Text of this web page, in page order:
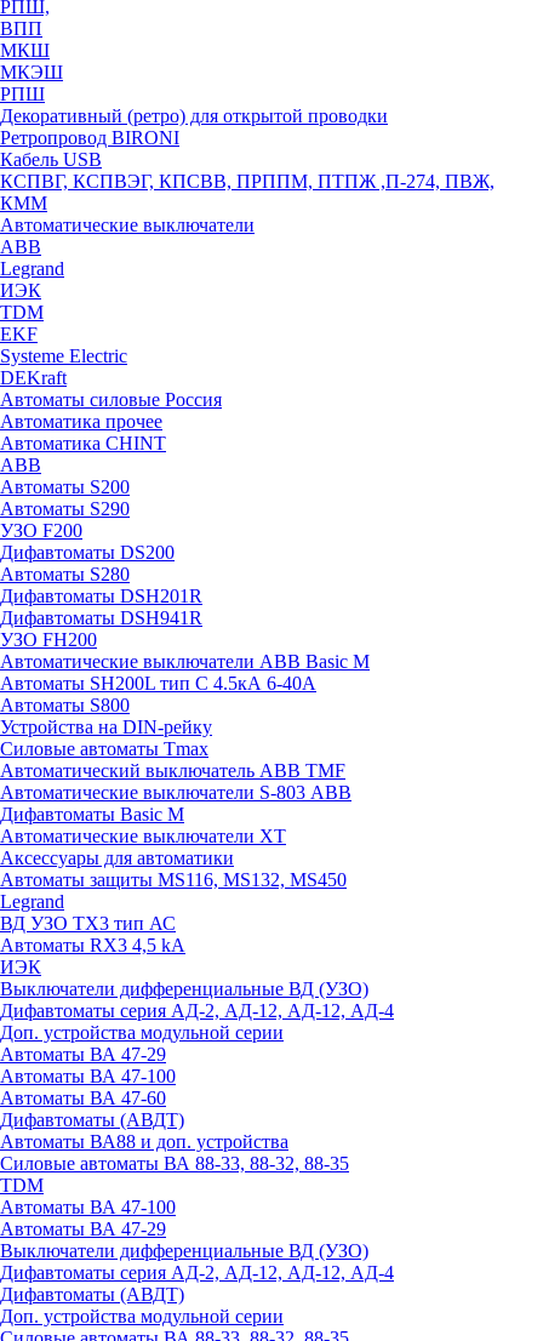
РПШ,
ВПП
МКШ
МКЭШ
РПШ
Декоративный (ретро) для открытой проводки
Ретропровод BIRONI
Кабель USB
КСПВГ, КСПВЭГ, КПСВВ, ПРППМ, ПТПЖ ,П-274, ПВЖ,
КММ
Автоматические выключатели
ABB
Legrand
ИЭК
TDM
EKF
Systeme Electric
DEKraft
Автоматы силовые Россия
Автоматика прочее
Автоматика CHINT
ABB
Автоматы S200
Автоматы S290
УЗО F200
Дифавтоматы DS200
Автоматы S280
Дифавтоматы DSH201R
Дифавтоматы DSH941R
УЗО FH200
Автоматические выключатели ABB Basic M
Автоматы SH200L тип С 4.5кА 6-40А
Автоматы S800
Устройства на DIN-рейку
Силовые автоматы Tmax
Автоматический выключатель ABB TMF
Автоматические выключатели S-803 АВВ
Дифавтоматы Basic M
Автоматические выключатели XT
Аксессуары для автоматики
Автоматы защиты MS116, MS132, MS450
Legrand
ВД УЗО TX3 тип АС
Автоматы RX3 4,5 kA
ИЭК
Выключатели дифференциальные ВД (УЗО)
Дифавтоматы серия АД-2, АД-12, АД-12, АД-4
Доп. устройства модульной серии
Автоматы ВА 47-29
Автоматы ВА 47-100
Автоматы ВА 47-60
Дифавтоматы (АВДТ)
Автоматы ВА88 и доп. устройства
Силовые автоматы ВА 88-33, 88-32, 88-35
TDM
Автоматы ВА 47-100
Автоматы ВА 47-29
Выключатели дифференциальные ВД (УЗО)
Дифавтоматы серия АД-2, АД-12, АД-12, АД-4
Дифавтоматы (АВДТ)
Доп. устройства модульной серии